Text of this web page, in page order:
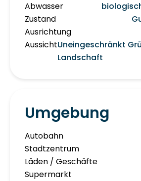
Abwasser
Zustand
Ausrichtung
AussichtUneingeschränkt
Landschaft
Umgebung
Autobahn
Stadtzentrum
Läden / Geschäfte
Supermarkt